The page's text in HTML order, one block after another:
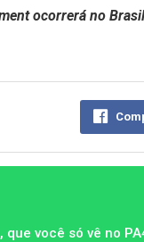
ocorrerá no
você só vê no